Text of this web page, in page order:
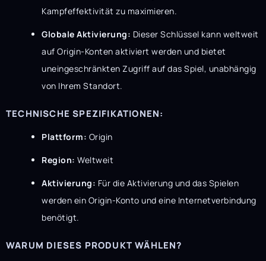
Kampfeffektivität zu maximieren.
Globale Aktivierung: Dieser Schlüssel kann weltweit
auf Origin-Konten aktiviert werden und bietet
uneingeschränkten Zugriff auf das Spiel, unabhängig
von Ihrem Standort.
TECHNISCHE SPEZIFIKATIONEN:
Plattform: Origin
Region: Weltweit
Aktivierung: Für die Aktivierung und das Spielen
werden ein Origin-Konto und eine Internetverbindung
benötigt.
WARUM DIESES PRODUKT WÄHLEN?